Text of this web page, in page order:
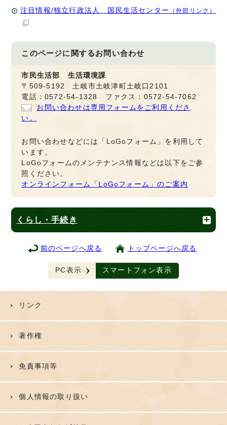
注目情報/独立行政法人 国民生活センター （外部リンク）
このページに関するお問い合わせ
市民生活部 生活環境課
〒509-5192 土岐市土岐津町土岐口2101
電話：0572-54-1328 ファクス：0572-54-7062
お問い合わせは専用フォームをご利用くださ
い。
お問い合わせなどには「LoGoフォーム」を利用して
います。
LoGoフォームのメンテナンス情報などは以下をご参
照ください。
オンラインフォーム「LoGoフォーム」のご案内
くらし・手続き
前のページへ戻る トップページへ戻る
PC表示 スマートフォン表示
リンク
著作権
免責事項等
個人情報の取り扱い